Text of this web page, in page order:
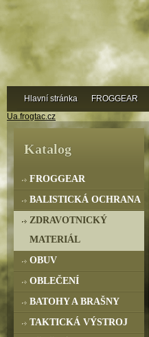
Ua.frogtac.cz
Katalog
FROGGEAR
BALISTICKÁ OCHRANA
ZDRAVOTNICKÝ
MATERIÁL
OBUV
OBLEČENÍ
BATOHY A BRAŠNY
TAKTICKÁ VÝSTROJ
Hlavní stránka FROGGEAR